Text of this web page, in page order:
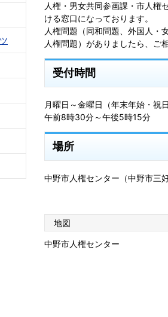
人権・男女共同参画課・市人権
ける窓口になっております。
人権問題（同和問題、外国人・
人権問題）がありましたら、ご
受付時間
月曜日～金曜日（年末年始・祝
午前8時30分～午後5時15分
場所
中野市人権センター（中野市三
地図
中野市人権センター